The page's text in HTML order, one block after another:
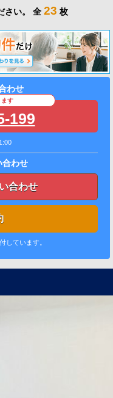
さい。 全 23 枚
わせ
ます
199
合わせ
合わせ
しています。